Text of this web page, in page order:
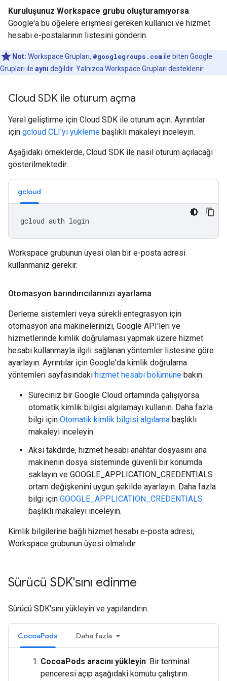
Kuruluşunuz Workspace grubu oluşturamıyorsa
Google'a bu öğelere erişmesi gereken kullanıcı ve hizmet
hesabı e-postalarının listesini gönderin.
Not: Workspace Grupları, @googlegroups.comile biten Google
Grupları ile aynı değildir. Yalnızca Workspace Grupları desteklenir.
Cloud SDK ile oturum açma
Yerel geliştirme için Cloud SDK ile oturum açın. Ayrıntılar
için gcloud CLI'yı yükleme başlıklı makaleyi inceleyin.
Aşağıdaki örneklerde, Cloud SDK ile nasıl oturum açılacağı
gösterilmektedir.
gcloud
Workspace grubunun üyesi olan bir e-posta adresi
kullanmanız gerekir.
Otomasyon barındırıcılarınızı ayarlama
Derleme sistemleri veya sürekli entegrasyon için
otomasyon ana makinelerinizi, Google API'leri ve
hizmetlerinde kimlik doğrulaması yapmak üzere hizmet
hesabı kullanmayla ilgili sağlanan yöntemler listesine göre
ayarlayın. Ayrıntılar için Google'da kimlik doğrulama
yöntemleri sayfasındaki hizmet hesabı bölümüne bakın.
Süreciniz bir Google Cloud ortamında çalışıyorsa
otomatik kimlik bilgisi algılamayı kullanın. Daha fazla
bilgi için Otomatik kimlik bilgisi algılama başlıklı
makaleyi inceleyin.
Aksi takdirde, hizmet hesabı anahtar dosyasını ana
makinenin dosya sisteminde güvenli bir konumda
saklayın ve GOOGLE_APPLICATION_CREDENTIALS
ortam değişkenini uygun şekilde ayarlayın. Daha fazla
bilgi için GOOGLE_APPLICATION_CREDENTIALS
başlıklı makaleyi inceleyin.
Kimlik bilgilerine bağlı hizmet hesabı e-posta adresi,
Workspace grubunun üyesi olmalıdır.
Sürücü SDK'sını edinme
Sürücü SDK'sını yükleyin ve yapılandırın.
CocoaPods Daha fazla
CocoaPods aracını yükleyin: Bir terminal
penceresi açıp aşağıdaki komutu çalıştırın.